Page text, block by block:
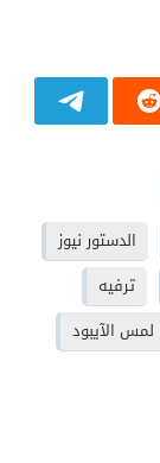
الدستور نيوز
ترفيه
لمس الآيبود